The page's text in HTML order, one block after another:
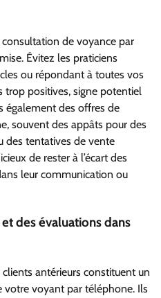
consultation de voyance par
Évitez les praticiens
ou répondant à toutes vos
positives, signe potentiel
également des offres de
souvent des appâts pour des
des tentatives de vente
de rester à l’écart des
leur communication ou
des évaluations dans
antérieurs constituent un
votre voyant par téléphone. Ils